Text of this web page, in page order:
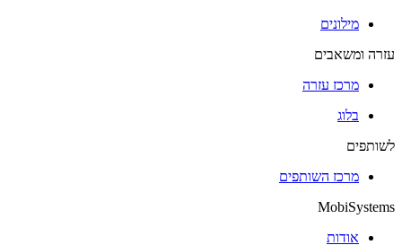
מילונים
עזרה ומשאבים
מרכז עזרה
בלוג
לשותפים
מרכז השותפים
MobiSystems
אודות